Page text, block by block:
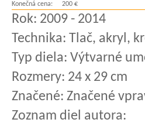
Konečná cena:
200 €
Rok: 2009 - 2014
Technika: Tlač, akryl,
Typ diela: Výtvarné
Rozmery: 24 x 29 cm
Značené: Značené
Zoznam diel autora: